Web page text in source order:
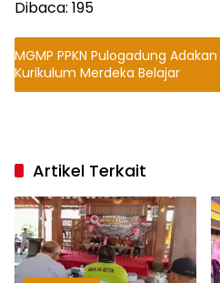
Dibaca: 195
MGMP PPKN Pulogadung
Kurikulum Merdeka Belajar
Artikel Terkait